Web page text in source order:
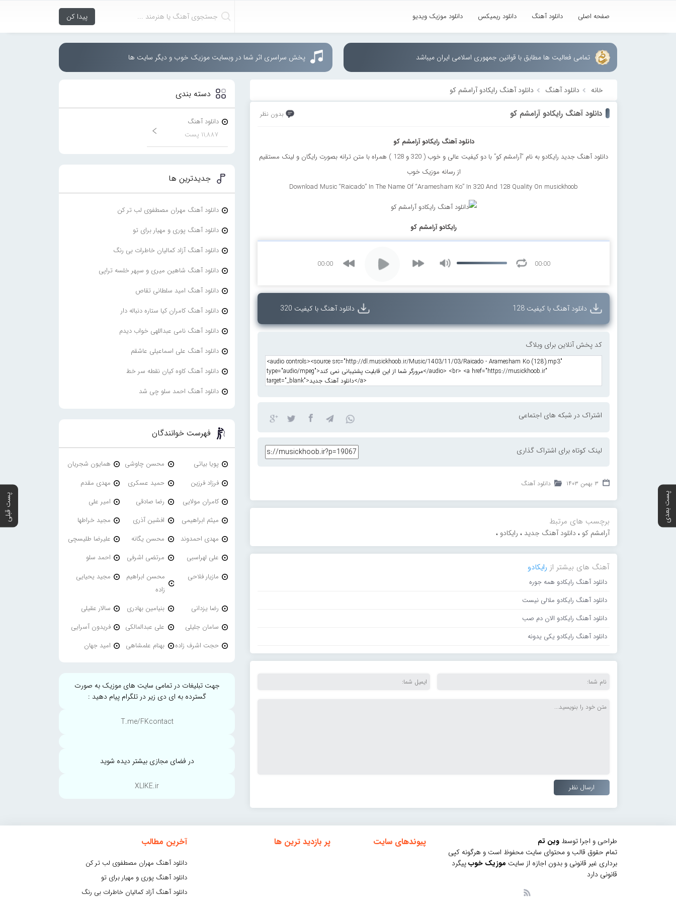
صفحه اصلی دانلود آهنگ دانلود ریمیکس دانلود موزیک ویدیو
تمامی فعالیت ها مطابق با قوانین جمهوری اسلامی ایران میباشد پخش سراسری اثر شما در وبسایت موزیک خوب و دیگر سایت ها
خانه دانلود آهنگ دانلود آهنگ رایکادو آرامشم کو
دانلود آهنگ رایکادو آرامشم کو بدون نظر
دانلود آهنگ رایکادو آرامشم کو
دانلود آهنگ جدید رایکادو به نام “آرامشم کو” با دو کیفیت عالی و خوب ( 320 و 128 ) همراه با متن ترانه بصورت رایگان و لینک مستقیم
از رسانه موزیک خوب
Download Music “Raicado” In The Name Of “Aramesham Ko” In 320 And 128 Quality On musickhoob
رایکادو آرامشم کو
00:00 00:00
دانلود آهنگ با کیفیت 128 دانلود آهنگ با کیفیت 320
کد پخش آنلاین برای وبلاگ
اشتراک در شبکه های اجتماعی
لینک کوتاه برای اشتراک گذاری
۳ بهمن ۱۴۰۳ دانلود آهنگ
پست بعدی پست قبلی برچسب های مرتبط
آرامشم کو ، دانلود آهنگ جدید ، رایکادو ،
آهنگ های بیشتر از رایکادو
دانلود آهنگ رایکادو همه جوره
دانلود آهنگ رایکادو ملالی نیست
دانلود آهنگ رایکادو الان دم صب
دانلود آهنگ رایکادو یکی یدونه
دسته بندی
دانلود آهنگ
۱۱,۸۸۷ پست
جدیدترین ها
دانلود آهنگ مهران مصطفوی لب تر کن
دانلود آهنگ پوری و مهیار برای تو
دانلود آهنگ آزاد کمالیان خاطرات بی رنگ
دانلود آهنگ شاهین میری و سپهر خلسه تراپی
دانلود آهنگ امید سلطانی تقاص
دانلود آهنگ کامران کیا ستاره دنباله دار
دانلود آهنگ نامی عبداللهی خواب دیدم
دانلود آهنگ علی اسماعیلی عاشقم
دانلود آهنگ کاوه کیان نقطه سر خط
دانلود آهنگ احمد سلو چی شد
فهرست خوانندگان
پویا بیاتی محسن چاوشی
همایون شجریان
فرزاد فرزین
حمید عسکری
مهدی مقدم
کامران مولایی
رضا صادقی
امیر علی
میثم ابراهیمی
افشین آذری
مجید خراطها
مهدی احمدوند
محسن یگانه
علیرضا طلیسچی
علی لهراسبی
مرتضی اشرفی
احمد سلو
مازیار فلاحی
محسن ابراهیم
زاده
مجید یحیایی
رضا یزدانی بنیامین بهادری
سالار عقیلی
سامان جلیلی
علی عبدالمالکی
فریدون آسرایی
حجت اشرف زاده
بهنام علمشاهی امید جهان
جهت تبلیغات در تمامی سایت های موزیک به صورت
گسترده به ای دی زیر در تلگرام پیام دهید :
T.me/FKcontact
در فضای مجازی بیشتر دیده شوید
XLIKE.ir
طراحی و اجرا توسط وین تم
تمام حقوق قالب و محتوای سایت محفوظ است و هرگونه کپی
برداری غیر قانونی و بدون اجازه از سایت موزیک خوبپیگرد
قانونی دارد
پیوندهای سایت پر بازدید ترین ها آخرین مطالب
دانلود آهنگ مهران مصطفوی لب تر کن
دانلود آهنگ پوری و مهیار برای تو
دانلود آهنگ آزاد کمالیان خاطرات بی رنگ